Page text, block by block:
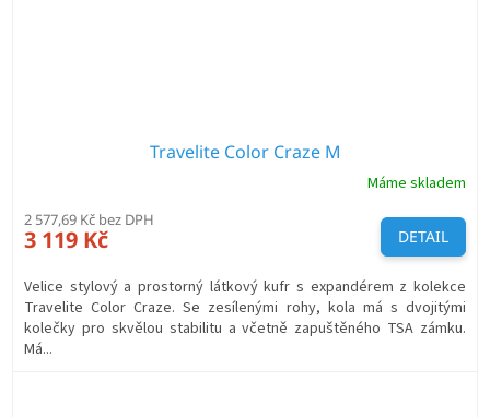
Travelite Color Craze M
Máme skladem
2 577,69 Kč bez DPH
3 119 Kč DETAIL
Velice stylový a prostorný látkový kufr s expandérem z kolekce
Travelite Color Craze. Se zesílenými rohy, kola má s dvojitými
kolečky pro skvělou stabilitu a včetně zapuštěného TSA zámku.
Má...